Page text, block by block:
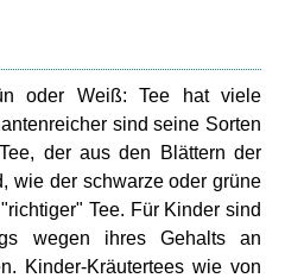
oder Weiß: Tee hat viele
sind seine Sorten
der aus den Blättern der
wie der schwarze oder grüne
Tee. Für Kinder sind
wegen ihres Gehalts an
Kinder-Kräutertees wie von